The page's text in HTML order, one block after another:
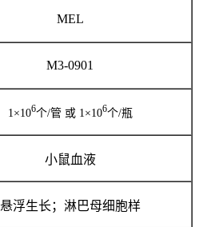
MEL
M3-0901
1×106个/管 或 1×106个/瓶
小鼠血液
悬浮生长；淋巴母细胞样